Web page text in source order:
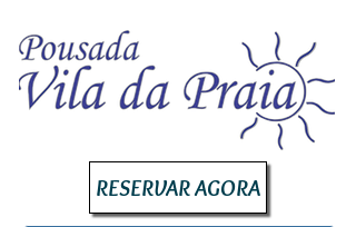
RESERVAR AGORA